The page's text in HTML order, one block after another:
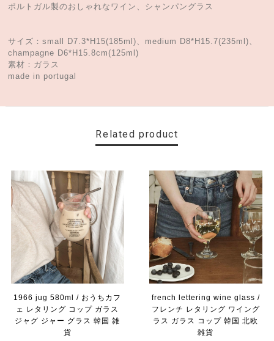
ポルトガル製のおしゃれなワイン、シャンパングラス
サイズ：small D7.3*H15(185ml)、medium D8*H15.7(235ml)、
champagne D6*H15.8cm(125ml)
素材：ガラス
made in portugal
Related product
1966 jug 580ml / おうちカフ
ェ レタリング コップ ガラス
ジャグ ジャー グラス 韓国 雑
貨
french lettering wine glass /
フレンチ レタリング ワイング
ラス ガラス コップ 韓国 北欧
雑貨